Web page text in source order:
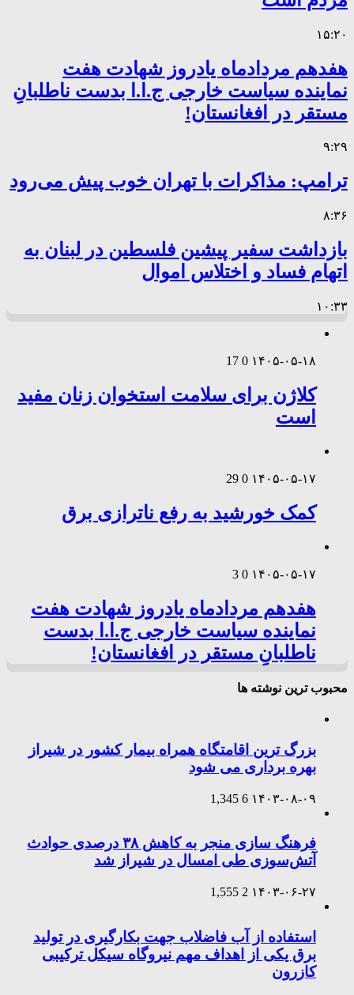
۱۵:۲۰
هفدهم مردادماه یادروز شهادت هفت
نماینده سیاست خارجی ج.ا.ا بدست ناطلبانِ
مستقر در افغانستان!
۹:۲۹
ترامپ: مذاکرات با تهران خوب پیش می‌رود
۸:۳۶
بازداشت سفیر پیشین فلسطین در لبنان به
اتهام فساد و اختلاس اموال
۱۰:۳۳
۱۴۰۵-۰۵-۱۸ 0
17
کلاژن برای سلامت استخوان زنان مفید
است
۱۴۰۵-۰۵-۱۷ 0
29
کمک خورشید به رفع ناترازی برق
۱۴۰۵-۰۵-۱۷ 0
3
هفدهم مردادماه یادروز شهادت هفت
نماینده سیاست خارجی ج.ا.ا بدست
ناطلبانِ مستقر در افغانستان!
محبوب ترین نوشته ها
بزرگ ترین اقامتگاه همراه بیمار کشور در شیراز
بهره برداری می شود
۱۴۰۳-۰۸-۰۹ 6
1,345
فرهنگ سازی منجر به کاهش ۳۸ درصدی حوادث
آتش‌سوزی طی امسال در شیراز شد
۱۴۰۳-۰۶-۲۷ 2
1,555
استفاده از آب فاضلاب جهت بکارگیری در تولید
برق یکی از اهداف مهم نیروگاه سیکل ترکیبی
کازرون